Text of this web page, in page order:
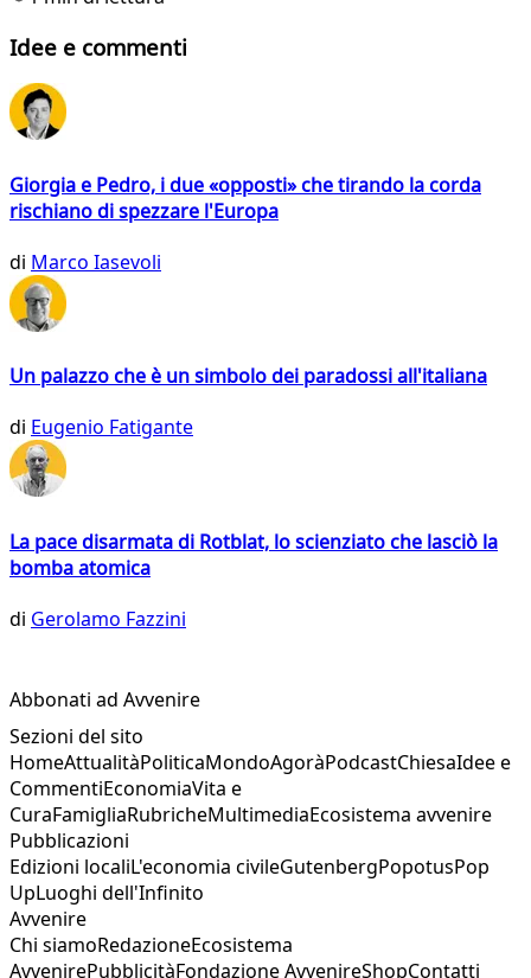
Idee e commenti
Giorgia e Pedro, i due «opposti» che tirando la corda
rischiano di spezzare l'Europa
di Marco Iasevoli
Un palazzo che è un simbolo dei paradossi all'italiana
di Eugenio Fatigante
La pace disarmata di Rotblat, lo scienziato che lasciò la
bomba atomica
di Gerolamo Fazzini
Abbonati ad Avvenire
Sezioni del sito
HomeAttualitàPoliticaMondoAgoràPodcastChiesaIdee e
CommentiEconomiaVita e
CuraFamigliaRubricheMultimediaEcosistema avvenire
Pubblicazioni
Edizioni localiL'economia civileGutenbergPopotusPop
UpLuoghi dell'Infinito
Avvenire
Chi siamoRedazioneEcosistema
AvvenirePubblicitàFondazione AvvenireShopContatti